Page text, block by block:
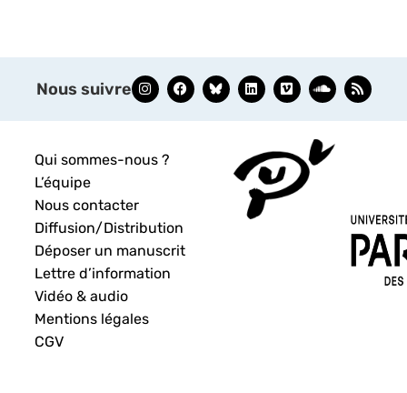
Nous suivre
Qui sommes-nous ?
L’équipe
Nous contacter
Diffusion/Distribution
Déposer un manuscrit
Lettre d’information
Vidéo & audio
Mentions légales
CGV